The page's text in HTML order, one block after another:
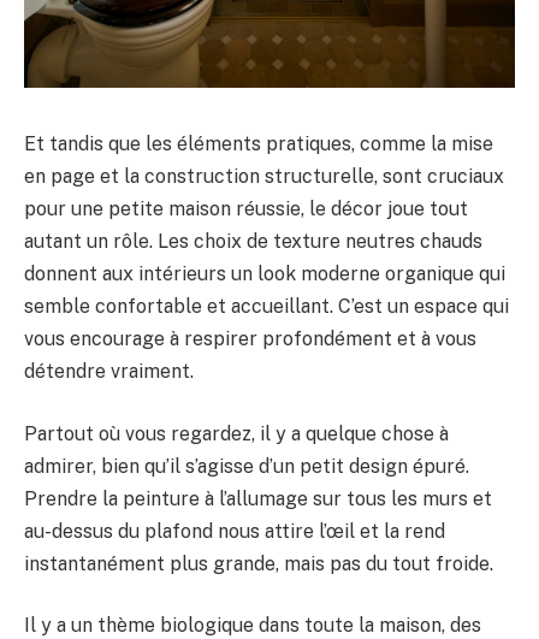
Et tandis que les éléments pratiques, comme la mise
en page et la construction structurelle, sont cruciaux
pour une petite maison réussie, le décor joue tout
autant un rôle. Les choix de texture neutres chauds
donnent aux intérieurs un look moderne organique qui
semble confortable et accueillant. C’est un espace qui
vous encourage à respirer profondément et à vous
détendre vraiment.
Partout où vous regardez, il y a quelque chose à
admirer, bien qu’il s’agisse d’un petit design épuré.
Prendre la peinture à l’allumage sur tous les murs et
au-dessus du plafond nous attire l’œil et la rend
instantanément plus grande, mais pas du tout froide.
Il y a un thème biologique dans toute la maison, des